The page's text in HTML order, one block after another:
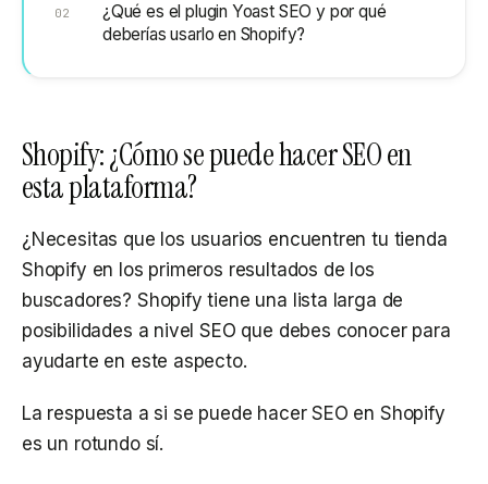
¿Qué es el plugin Yoast SEO y por qué
deberías usarlo en Shopify?
Shopify: ¿Cómo se puede hacer SEO en
esta plataforma?
¿Necesitas que los usuarios encuentren tu tienda
Shopify en los primeros resultados de los
buscadores? Shopify tiene una lista larga de
posibilidades a nivel SEO que debes conocer para
ayudarte en este aspecto.
La respuesta a si se puede hacer SEO en Shopify
es un rotundo sí.